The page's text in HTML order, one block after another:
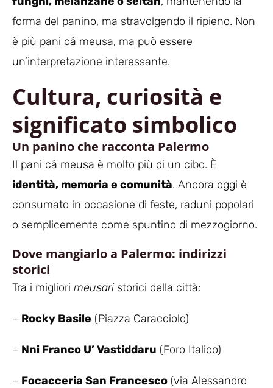
forma del panino, ma stravolgendo il ripieno. Non
è più pani câ meusa, ma può essere
un’interpretazione interessante.
Cultura, curiosità e
significato simbolico
Un panino che racconta Palermo
Il pani câ meusa è molto più di un cibo. È
identità, memoria e comunità. Ancora oggi è
consumato in occasione di feste, raduni popolari
o semplicemente come spuntino di mezzogiorno.
Dove mangiarlo a Palermo: indirizzi
storici
Tra i migliori meusaristorici della città:
– Rocky Basile (Piazza Caracciolo)
– Nni Franco U’ Vastiddaru (Foro Italico)
– Focacceria San Francesco (via Alessandro